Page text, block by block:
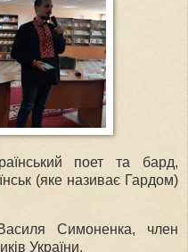
поет та бард,
(яке називає Гардом)
Симоненка, член
України.